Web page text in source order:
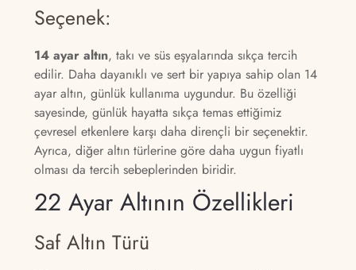
Seçenek:
14 ayar altın, takı ve süs eşyalarında sıkça tercih
edilir. Daha dayanıklı ve sert bir yapıya sahip olan 14
ayar altın, günlük kullanıma uygundur. Bu özelliği
sayesinde, günlük hayatta sıkça temas ettiğimiz
çevresel etkenlere karşı daha dirençli bir seçenektir.
Ayrıca, diğer altın türlerine göre daha uygun fiyatlı
olması da tercih sebeplerinden biridir.
22 Ayar Altının Özellikleri
Saf Altın Türü